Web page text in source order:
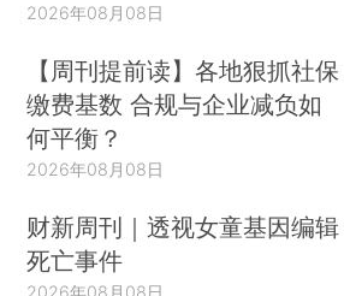
2026年08月08日
【周刊提前读】各地狠抓社保
缴费基数 合规与企业减负如
何平衡？
2026年08月08日
财新周刊｜透视女童基因编辑
死亡事件
2026年08月08日